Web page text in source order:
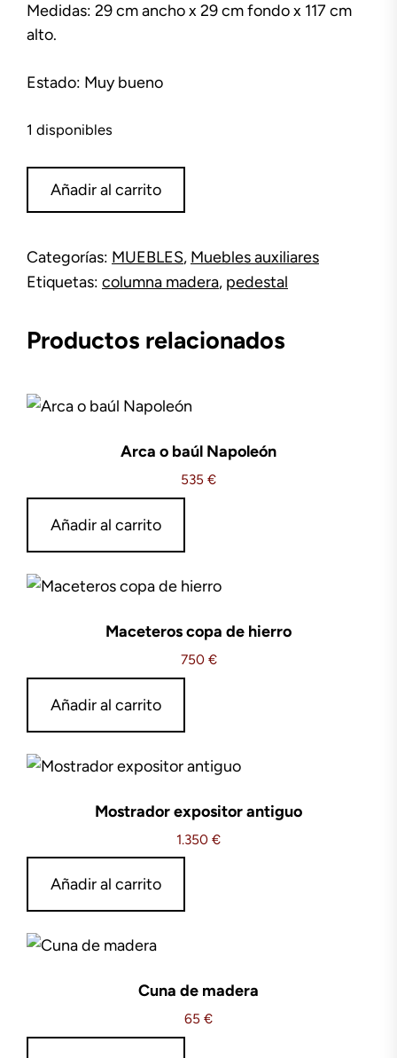
Medidas: 29 cm ancho x 29 cm fondo x 117 cm
alto.
Estado: Muy bueno
1 disponibles
cm
cantidad
Añadir al carrito
Categorías: MUEBLES, Muebles auxiliares
Etiquetas: columna madera, pedestal
Productos relacionados
Arca o baúl Napoleón
535 €
Añadir al carrito
Maceteros copa de hierro
750 €
Añadir al carrito
Mostrador expositor antiguo
1.350 €
Añadir al carrito
Cuna de madera
65 €